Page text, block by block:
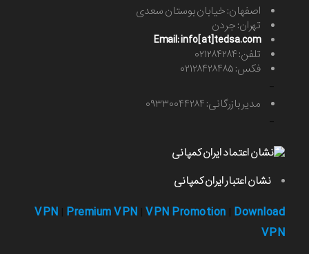
اصفهان: خیابان بوستان سعدی
تهران: جردن
Email: info[at]tedsa.com
تلفن: ۰۲۱۲۸۴۲۸۴
فکس: ۰۲۱۲۸۴۲۸۴۸۵
مدیر بازرگانی: ۰۹۳۳۰۰۴۴۲۸۴
نشان اعتبار ایران کمپانی
VPN Premium VPN VPN Promotion Download
VPN